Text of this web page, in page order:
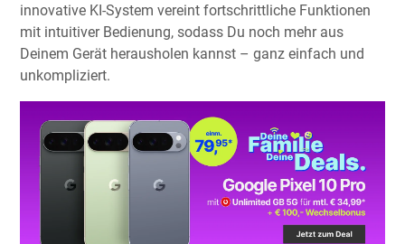
innovative KI-System vereint fortschrittliche Funktionen
mit intuitiver Bedienung, sodass Du noch mehr aus
Deinem Gerät herausholen kannst – ganz einfach und
unkompliziert.